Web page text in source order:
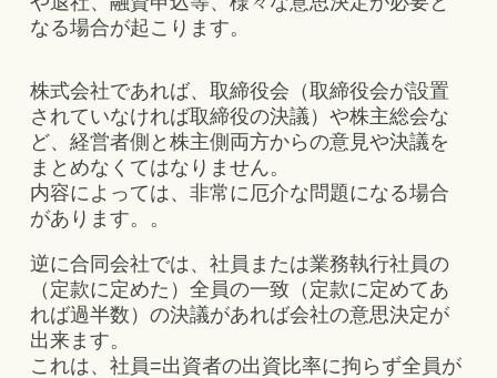
なる場合が起こります。
株式会社であれば、取締役会（取締役会が設置
されていなければ取締役の決議）や株主総会な
ど、経営者側と株主側両方からの意見や決議を
まとめなくてはなりません。
内容によっては、非常に厄介な問題になる場合
があります。。
逆に合同会社では、社員または業務執行社員の
（定款に定めた）全員の一致（定款に定めてあ
れば過半数）の決議があれば会社の意思決定が
出来ます。
これは、社員=出資者の出資比率に拘らず全員が